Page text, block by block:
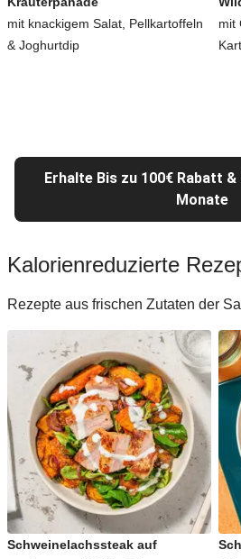
mit knackigem Salat, Pellkartoffeln
& Joghurtdip
mit
Erhalte Bis zu 100€ Rabatt
Monate
Kalorienreduzierte
Rezepte aus frischen Zutaten der
Schweinelachssteak auf